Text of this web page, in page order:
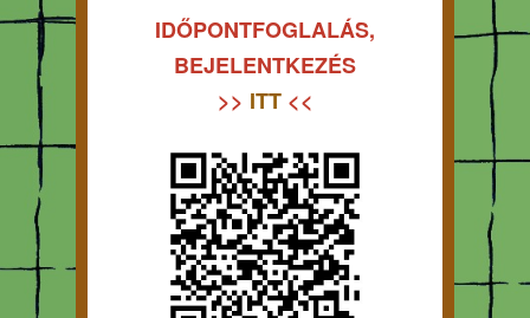
IDŐPONTFOGLALÁS,
BEJELENTKEZÉS
>> ITT<<